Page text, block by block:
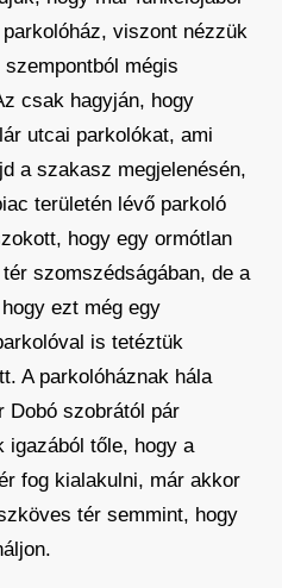
viszont nézzük
mégis
csak hagyján, hogy
utcai parkolókat, ami
a szakasz megjelenésén,
területén lévő parkoló
hogy egy ormótlan
szomszédságában, de a
ezt még egy
is tetéztük
A parkolóháznak hála
Dobó szobrától pár
igazából tőle, hogy a
fog kialakulni, már akkor
tér semmint, hogy